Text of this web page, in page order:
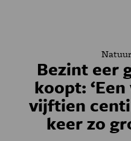
Bezint eer
koopt:
vijftien
keer zo